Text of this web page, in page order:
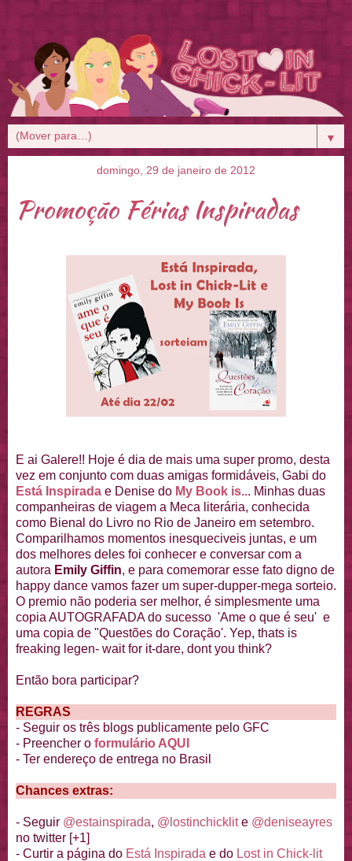
▼
domingo, 29 de janeiro de 2012
Promoção Férias Inspiradas
E ai Galere!! Hoje é dia de mais uma super promo, desta
vez em conjunto com duas amigas formidáveis, Gabi do
Está Inspirada e Denise do My Book is... Minhas duas
companheiras de viagem a Meca literária, conhecida
como Bienal do Livro no Rio de Janeiro em setembro.
Comparilhamos momentos inesqueciveis juntas, e um
dos melhores deles foi conhecer e conversar com a
autora Emily Giffin, e para comemorar esse fato digno de
happy dance vamos fazer um super-dupper-mega sorteio.
O premio não poderia ser melhor, é simplesmente uma
copia AUTOGRAFADA do sucesso 'Ame o que é seu' e
uma copia de "Questões do Coração'. Yep, thats is
freaking legen- wait for it-dare, dont you think?
Então bora participar?
REGRAS
- Seguir os três blogs publicamente pelo GFC
- Preencher o formulário AQUI
- Ter endereço de entrega no Brasil
Chances extras:
- Seguir @estainspirada, @lostinchicklite @deniseayres
no twitter [+1]
- Curtir a página do Está Inspirada e do Lost in Chick-lit